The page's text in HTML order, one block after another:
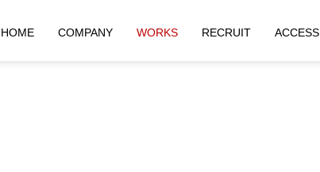
HOME COMPANY WORKS RECRUIT ACCESS